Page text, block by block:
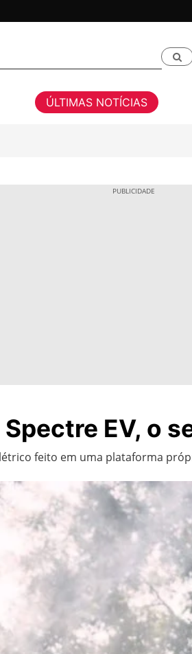
ÚLTIMAS NOTÍCIAS
EV, o
feito em uma plataforma